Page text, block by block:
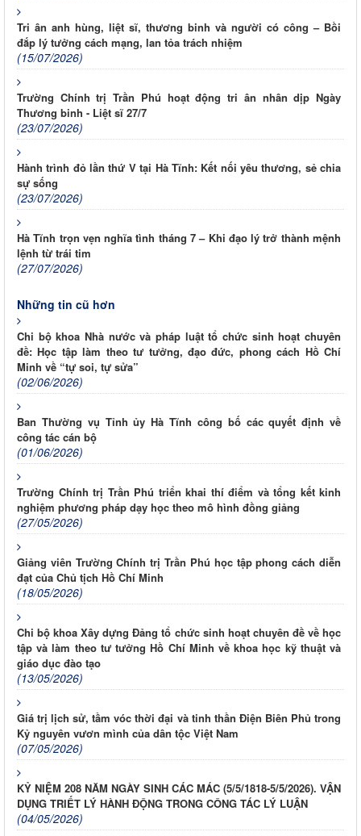
Tri ân anh hùng, liệt sĩ, thương binh và người có công – Bồi
đắp lý tưởng cách mạng, lan tỏa trách nhiệm
(15/07/2026)
Trường Chính trị Trần Phú hoạt động tri ân nhân dịp Ngày
Thương binh - Liệt sĩ 27/7
(23/07/2026)
Hành trình đỏ lần thứ V tại Hà Tĩnh: Kết nối yêu thương, sẻ chia
sự sống
(23/07/2026)
Hà Tĩnh trọn vẹn nghĩa tình tháng 7 – Khi đạo lý trở thành mệnh
lệnh từ trái tim
(27/07/2026)
Những tin cũ hơn
Chi bộ khoa Nhà nước và pháp luật tổ chức sinh hoạt chuyên
đề: Học tập làm theo tư tưởng, đạo đức, phong cách Hồ Chí
Minh về “tự soi, tự sửa”
(02/06/2026)
Ban Thường vụ Tỉnh ủy Hà Tĩnh công bố các quyết định về
công tác cán bộ
(01/06/2026)
Trường Chính trị Trần Phú triển khai thí điểm và tổng kết kinh
nghiệm phương pháp dạy học theo mô hình đồng giảng
(27/05/2026)
Giảng viên Trường Chính trị Trần Phú học tập phong cách diễn
đạt của Chủ tịch Hồ Chí Minh
(18/05/2026)
Chi bộ khoa Xây dựng Đảng tổ chức sinh hoạt chuyên đề về học
tập và làm theo tư tưởng Hồ Chí Minh về khoa học kỹ thuật và
giáo dục đào tạo
(13/05/2026)
Giá trị lịch sử, tầm vóc thời đại và tinh thần Điện Biên Phủ trong
Kỷ nguyên vươn mình của dân tộc Việt Nam
(07/05/2026)
KỶ NIỆM 208 NĂM NGÀY SINH CÁC MÁC (5/5/1818-5/5/2026). VẬN
DỤNG TRIẾT LÝ HÀNH ĐỘNG TRONG CÔNG TÁC LÝ LUẬN
(04/05/2026)